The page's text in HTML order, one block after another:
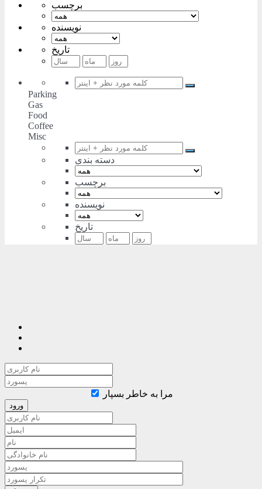
برچسب
نویسنده
تاریخ
Parking
Gas
Food
Coffee
Misc
دسته بندی
برچسب
نویسنده
تاریخ
مرا به خاطر بسپار